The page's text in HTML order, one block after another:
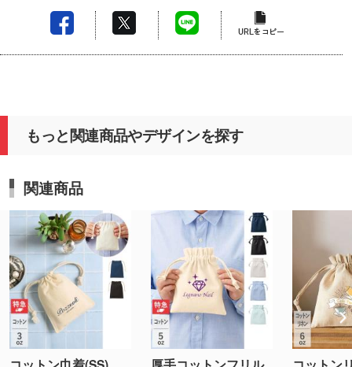
もっと関連商品やデザインを探す
関連商品